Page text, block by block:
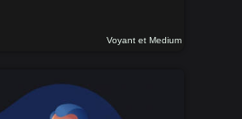
Voyant et Medium